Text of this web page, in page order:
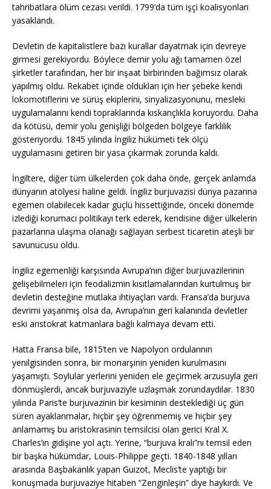
tahribatlara ölüm cezası verildi. 1799’da tüm işçi koalisyonları
yasaklandı.
Devletin de kapitalistlere bazı kurallar dayatmak için devreye
girmesi gerekiyordu. Böylece demir yolu ağı tamamen özel
şirketler tarafından, her bir inşaat birbirinden bağımsız olarak
yapılmış oldu. Rekabet içinde oldukları için her şebeke kendi
lokomotiflerini ve sürüş ekiplerini, sinyalizasyonunu, mesleki
uygulamalarını kendi topraklarında kıskançlıkla koruyordu. Daha
da kötüsü, demir yolu genişliği bölgeden bölgeye farklılık
gösteriyordu. 1845 yılında İngiliz hükümeti tek ölçü
uygulamasını getiren bir yasa çıkarmak zorunda kaldı.
İngiltere, diğer tüm ülkelerden çok daha önde, gerçek anlamda
dünyanın atölyesi haline geldi. İngiliz burjuvazisi dünya pazarına
egemen olabilecek kadar güçlü hissettiğinde, önceki dönemde
izlediği korumacı politikayı terk ederek, kendisine diğer ülkelerin
pazarlarına ulaşma olanağı sağlayan serbest ticaretin ateşli bir
savunucusu oldu.
İngiliz egemenliği karşısında Avrupa’nın diğer burjuvazilerinin
gelişebilmeleri için feodalizmin kısıtlamalarından kurtulmuş bir
devletin desteğine mutlaka ihtiyaçları vardı. Fransa’da burjuva
devrimi yaşanmış olsa da, Avrupa’nın geri kalanında devletler
eski aristokrat katmanlara bağlı kalmaya devam etti.
Hatta Fransa bile, 1815’ten ve Napolyon ordularının
yenilgisinden sonra, bir monarşinin yeniden kurulmasını
yaşamıştı. Soylular yerlerini yeniden ele geçirmek arzusuyla geri
dönmüşlerdi, ancak burjuvaziyle uzlaşmak zorundaydılar. 1830
yılında Paris’te burjuvazinin bir kesiminin desteklediği üç gün
süren ayaklanmalar, hiçbir şey öğrenmemiş ve hiçbir şey
anlamamış bu aristokrasinin temsilcisi olan gerici Kral X.
Charles’ın gidişine yol açtı. Yerine, “burjuva kralı”nı temsil eden
bir başka hükümdar, Louis-Philippe geçti. 1840-1848 yılları
arasında Başbakanlık yapan Guizot, Meclis’te yaptığı bir
konuşmada burjuvaziye hitaben “Zenginleşin” diye haykırdı. Ve